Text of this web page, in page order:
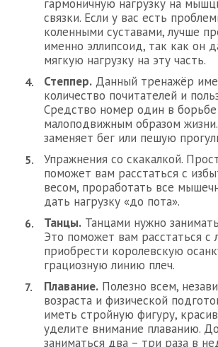
гармоничную нагрузку на
связки. Если у вас есть
коленными суставами, лучше
именно эллипсоид, так как он
мягкую нагрузку на эту часть.
Степпер. Данный тренажёр
количество почитателей и
Средство номер один в борьбе
малоподвижным образом
заменяет бег или пешую
​Упражнения со скакалкой.
поможет вам расстаться с
весом, проработать все
дать нагрузку «до пота».​
Танцы. Танцами нужно
Это поможет вам расстаться с
приобрести королевскую
грациозную линию плеч.
Плавание. Полезно всем,
возраста и физической
иметь стройную фигуру,
уделите внимание плаванию.
заниматься два – три раза в